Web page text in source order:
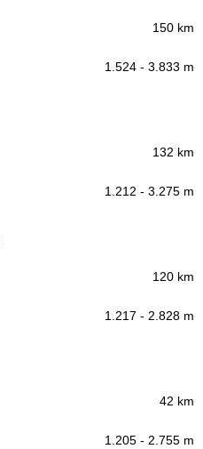
150 km
1.524 - 3.833 m
132 km
1.212 - 3.275 m
120 km
1.217 - 2.828 m
42 km
1.205 - 2.755 m